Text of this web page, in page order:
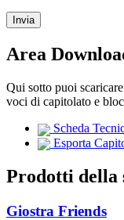
Area
Qui sotto puoi
voci di capitolato e
Scheda
Esporta
Prodotti della
Giostra Friends